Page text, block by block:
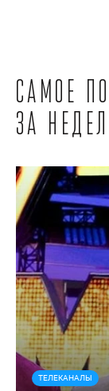
Самое
за
ТЕЛЕКАНАЛЫ